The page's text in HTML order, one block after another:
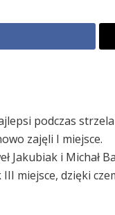
podczas
zajęli I miejsce.
Jakubiak i Michał
III miejsce, dzięki